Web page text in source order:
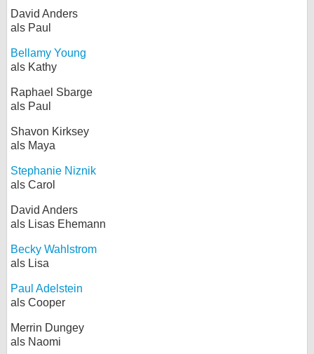
David Anders
als Paul
Bellamy Young
als Kathy
Raphael Sbarge
als Paul
Shavon Kirksey
als Maya
Stephanie Niznik
als Carol
David Anders
als Lisas Ehemann
Becky Wahlstrom
als Lisa
Paul Adelstein
als Cooper
Merrin Dungey
als Naomi